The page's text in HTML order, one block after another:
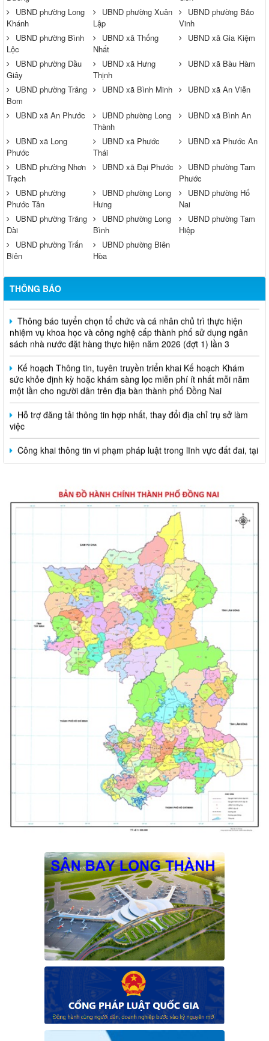
UBND phường Long
Khánh
UBND phường Xuân
Lập
UBND phường Bảo
Vinh
UBND phường Bình
Lộc
UBND xã Thống
Nhất
UBND xã Gia Kiệm
UBND phường Dầu
Giây
UBND xã Hưng
Thịnh
UBND xã Bàu Hàm
UBND phường Trảng
Bom
UBND xã Bình Minh UBND xã An Viễn
UBND xã An Phước
UBND phường Long
Thành
UBND xã Bình An
UBND xã Long
Phước
UBND xã Phước
Thái
UBND xã Phước An
UBND phường Nhơn
Trạch
UBND xã Đại Phước
UBND phường Tam
Phước
UBND phường
Phước Tân
UBND phường Long
Hưng
UBND phường Hố
Nai
UBND phường Trảng
Dài
UBND phường Long
Bình
UBND phường Tam
Hiệp
UBND phường Trấn
Biên
UBND phường Biên
Hòa
THÔNG BÁO
Thông báo về việc tuyển dụng viên chức năm 2026
Thông báo tuyển chọn tổ chức và cá nhân chủ trì thực hiện
nhiệm vụ khoa học và công nghệ cấp thành phố sử dụng ngân
sách nhà nước đặt hàng thực hiện năm 2026 (đợt 1) lần 3
Kế hoạch Thông tin, tuyên truyền triển khai Kế hoạch Khám
sức khỏe định kỳ hoặc khám sàng lọc miễn phí ít nhất mỗi năm
một lần cho người dân trên địa bàn thành phố Đồng Nai
Hỗ trợ đăng tải thông tin hợp nhất, thay đổi địa chỉ trụ sở làm
Công khai thông tin vi phạm pháp luật trong lĩnh vực đất đai, tại